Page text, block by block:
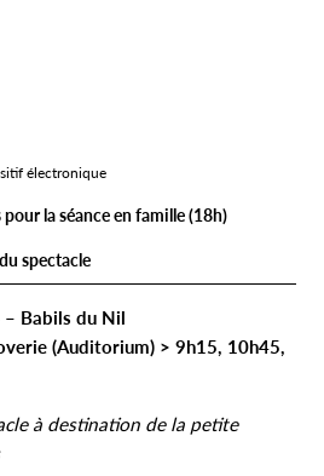
électronique
la séance en famille (18h)
spectacle
Babils du Nil
(Auditorium) > 9h15, 10h45,
à destination de la petite